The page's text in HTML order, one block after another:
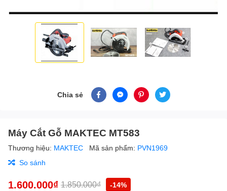
Chia sẻ
Máy Cắt Gỗ MAKTEC MT583
Thương hiệu: MAKTEC Mã sản phẩm: PVN1969
So sánh
1.600.000₫ 1.850.000₫
-14%